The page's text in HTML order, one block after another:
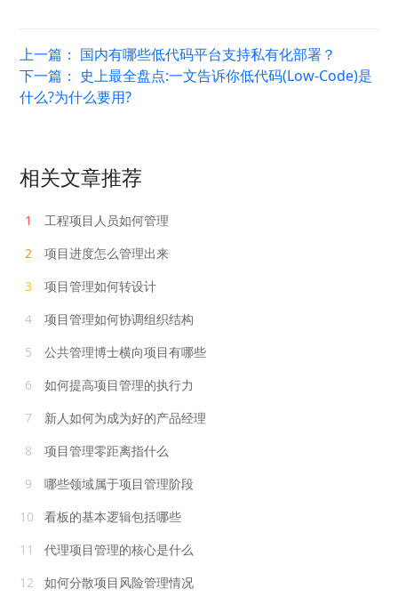
上一篇： 国内有哪些低代码平台支持私有化部署？
下一篇： 史上最全盘点:一文告诉你低代码(Low-Code)是
什么?为什么要用?
相关文章推荐
1
工程项目人员如何管理
2
项目进度怎么管理出来
3
项目管理如何转设计
4
项目管理如何协调组织结构
5
公共管理博士横向项目有哪些
6
如何提高项目管理的执行力
7
新人如何为成为好的产品经理
8
项目管理零距离指什么
9
哪些领域属于项目管理阶段
10
看板的基本逻辑包括哪些
11
代理项目管理的核心是什么
12
如何分散项目风险管理情况